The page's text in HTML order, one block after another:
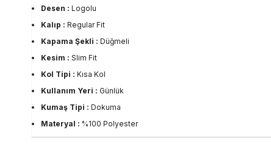
Desen : Logolu
Kalıp : Regular Fit
Kapama Şekli : Düğmeli
Kesim : Slim Fit
Kol Tipi : Kısa Kol
Kullanım Yeri : Günlük
Kumaş Tipi : Dokuma
Materyal : %100 Polyester
Yaka Tipi :Polo Yaka